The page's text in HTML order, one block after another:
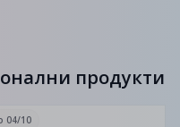
продукти
04/10